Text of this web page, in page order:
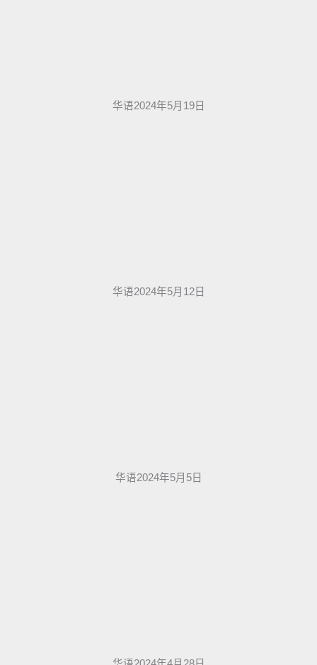
华语2024年5月19日
华语2024年5月12日
华语2024年5月5日